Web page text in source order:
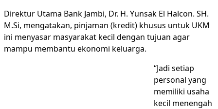
Direktur Utama Bank Jambi, Dr. H. Yunsak El Halcon. SH.
M.Si, mengatakan, pinjaman (kredit) khusus untuk UKM
ini menyasar masyarakat kecil dengan tujuan agar
mampu membantu ekonomi keluarga.
“Jadi setiap
personal yang
memiliki usaha
kecil menengah